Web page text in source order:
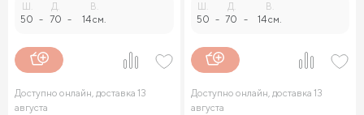
50 -
Д.
70 -
В.
14 см.
Доступно онлайн, доставка 13
августа
50 -
Д.
70 -
В.
14 см.
Доступно онлайн, доставка 13
августа